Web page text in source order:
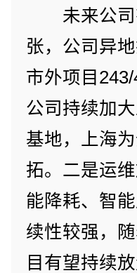
未来公司
张，公司异
市外项目
公司持续加
基地，上海
拓。二是运
能降耗、智
续性较强，
目有望持续